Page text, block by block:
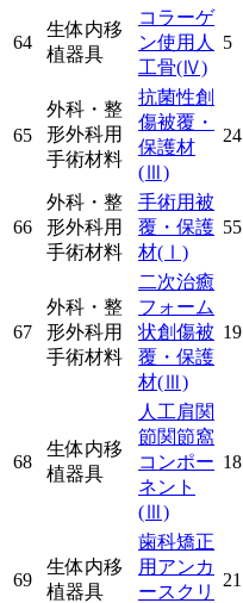
64
生体内移
植器具
コラーゲ
ン使用人
工骨(Ⅳ)
5
65
外科・整
形外科用
手術材料
抗菌性創
傷被覆・
保護材
(Ⅲ)
24
66
外科・整
形外科用
手術材料
手術用被
覆・保護
材(Ⅰ)
55
67
外科・整
形外科用
手術材料
二次治癒
フォーム
状創傷被
覆・保護
材(Ⅲ)
19
68
生体内移
植器具
人工肩関
節関節窩
コンポー
ネント
(Ⅲ)
18
69
生体内移
植器具
歯科矯正
用アンカ
ースクリ
21